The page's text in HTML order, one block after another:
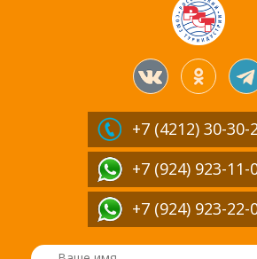
+7 (4212) 30-30-
+7 (924) 923-11-
+7 (924) 923-22-